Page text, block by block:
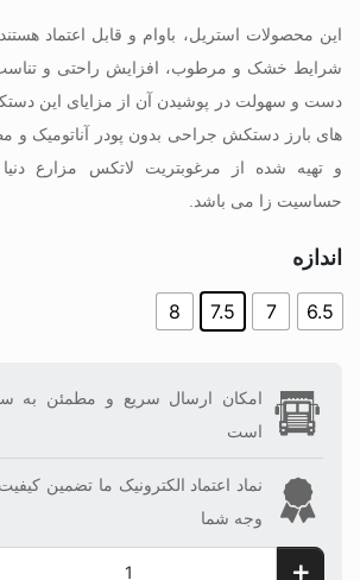
این محصولات استریل، باوام و قابل اعتماد
شرایط خشک و مرطوب، افزایش راحتی و
دست و سهولت در پوشیدن آن از مزایای این
های بارز دستکش جراحی بدون پودر آناتومیک و
و تهیه شده از مرغوبتریت لاتکس مزارع
حساسیت زا می باشد.
اندازه
6.5
7
7.5
8
امکان ارسال سریع و مطمئن به
است
نماد اعتماد الکترونیک ما تضمین
وجه شما